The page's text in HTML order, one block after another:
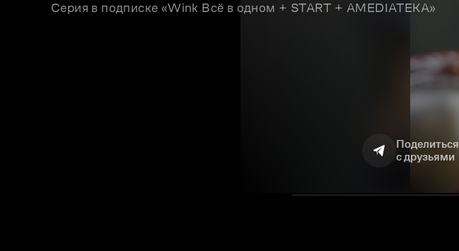
Серия в подписке «Wink Всё в одном + START + AMEDIATEKA»
Поделиться
с друзьями